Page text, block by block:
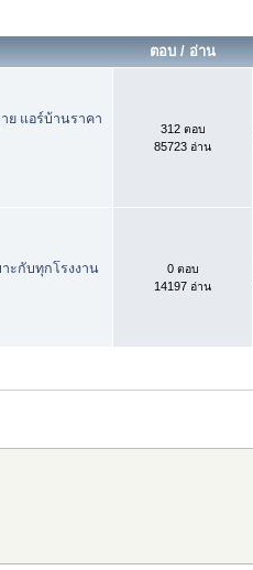
ตอบ/ อ่าน
ย แอร์บ้านราคา
312 ตอบ
85723 อ่าน
ะกับทุกโรงงาน
0 ตอบ
14197 อ่าน